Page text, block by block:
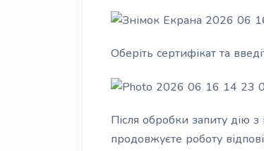
Оберіть сертифікат та
Після обробки запиту дію
продовжуєте роботу